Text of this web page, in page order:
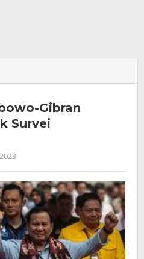
Gibran
Survei